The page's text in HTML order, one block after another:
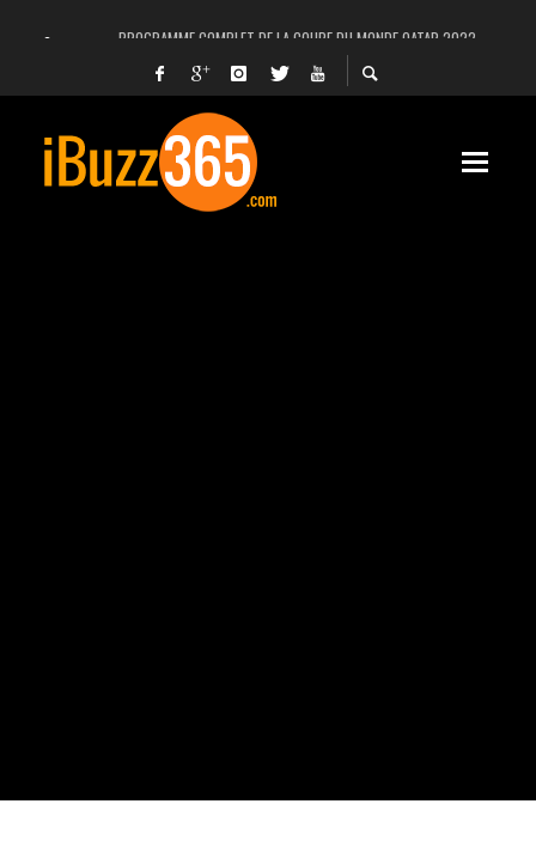
PROGRAMME COMPLET DE LA COUPE DU MONDE QATAR 2022
FACEBOOK, INSTAGRAM ET WHATSAPP HORS SERVICE! EST-CE UNE CYBER-
UNE VIDÉO 4K MONTRE LA PLANÈTE MARS EN ULTRA-HAUTE DÉFINITION
LANCEMENT DU PREMIER VOL HABITÉ DE SPACEX
DÉCÈS DE L’EX-PRÉSIDENT ZINE EL ABIDINE BEN ALI, SERA-T-IL ENTERRÉ EN